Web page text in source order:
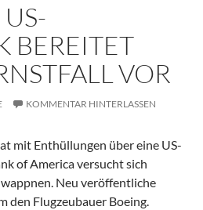
S
VOR
KOMMENTAR HINTERLASSEN
mit Enthüllungen über eine US-
of America versucht sich
Neu veröffentliche
den Flugzeubauer Boeing.